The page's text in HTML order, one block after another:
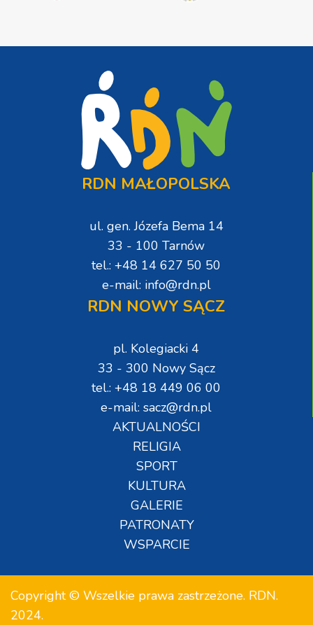
RDN MAŁOPOLSKA
ul. gen. Józefa Bema 14
33 - 100 Tarnów
tel.: +48 14 627 50 50
e-mail: info@rdn.pl
RDN NOWY SĄCZ
pl. Kolegiacki 4
33 - 300 Nowy Sącz
tel.: +48 18 449 06 00
e-mail: sacz@rdn.pl
AKTUALNOŚCI
RELIGIA
SPORT
KULTURA
GALERIE
PATRONATY
WSPARCIE
Copyright © Wszelkie prawa zastrzeżone. RDN.
2024.